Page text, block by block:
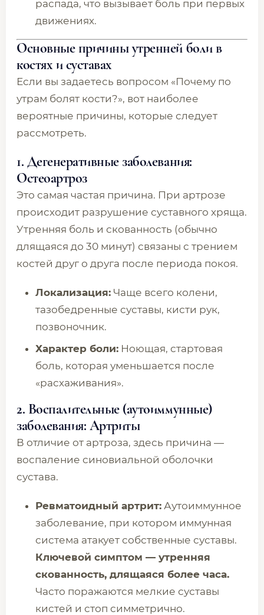
распада, что вызывает боль при первых
движениях.
Основные причины утренней боли в
костях и суставах
Если вы задаетесь вопросом «Почему по
утрам болят кости?», вот наиболее
вероятные причины, которые следует
рассмотреть.
1. Дегенеративные заболевания:
Остеоартроз
Это самая частая причина. При артрозе
происходит разрушение суставного хряща.
Утренняя боль и скованность (обычно
длящаяся до 30 минут) связаны с трением
костей друг о друга после периода покоя.
Локализация: Чаще всего колени,
тазобедренные суставы, кисти рук,
позвоночник.
Характер боли: Ноющая, стартовая
боль, которая уменьшается после
«расхаживания».
2. Воспалительные (аутоиммунные)
заболевания: Артриты
В отличие от артроза, здесь причина —
воспаление синовиальной оболочки
сустава.
Ревматоидный артрит: Аутоиммунное
заболевание, при котором иммунная
система атакует собственные суставы.
Ключевой симптом — утренняя
скованность, длящаяся более часа.
Часто поражаются мелкие суставы
кистей и стоп симметрично.